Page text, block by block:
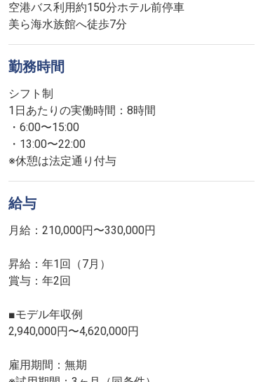
空港バス利用約150分ホテル前停車
美ら海水族館へ徒歩7分
勤務時間
シフト制
1日あたりの実働時間：8時間
・6:00〜15:00
・13:00〜22:00
※休憩は法定通り付与
給与
月給：210,000円〜330,000円
昇給：年1回（7月）
賞与：年2回
■モデル年収例
2,940,000円〜4,620,000円
雇用期間：無期